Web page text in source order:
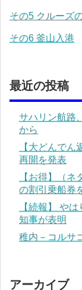
その5 クルーズ
その6 釜山入港
最近の投稿
サハリン航路
から
【大どんで
再開を発表
【お得】（
の割引乗船券
【続報】 や
知事が表明
稚内－コルサ
アーカイブ